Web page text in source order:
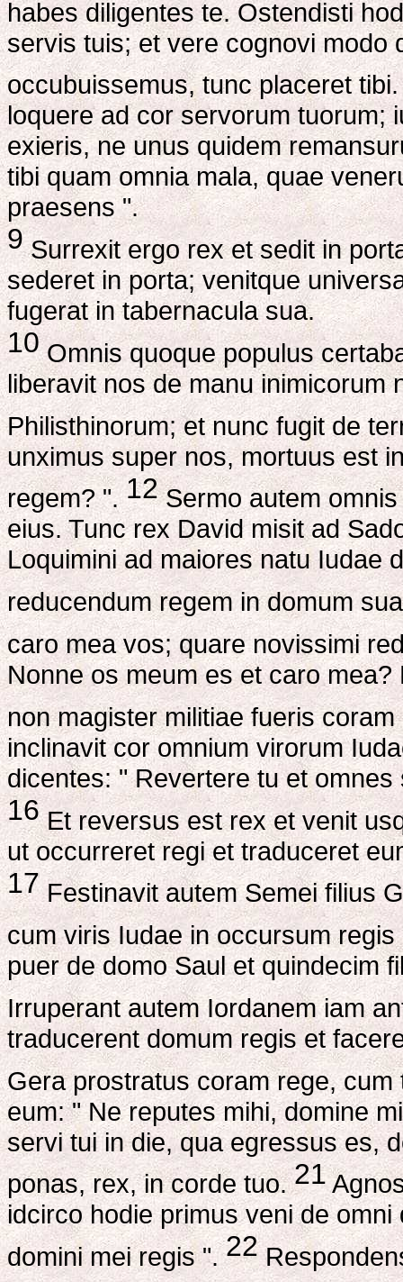
habes diligentes te. Ostendisti
servis tuis; et vere cognovi modo
occubuissemus, tunc placeret
loquere ad cor servorum tuorum;
exieris, ne unus quidem
tibi quam omnia mala, quae
praesens ".
9Surrexit ergo rex et sedit in
sederet in porta; venitque
fugerat in tabernacula sua.
10Omnis quoque populus
liberavit nos de manu inimicorum
Philisthinorum; et nunc fugit de
unximus super nos, mortuus est
regem? ".12Sermo autem
eius. Tunc rex David misit ad
Loquimini ad maiores natu Iudae
reducendum regem in domum
caro mea vos; quare novissimi
Nonne os meum es et caro
non magister militiae fueris
inclinavit cor omnium virorum
dicentes: " Revertere tu et omnes
16Et reversus est rex et venit
ut occurreret regi et traduceret
17Festinavit autem Semei filius
cum viris Iudae in occursum
puer de domo Saul et quindecim
Irruperant autem Iordanem iam
traducerent domum regis et
Gera prostratus coram rege,
eum: " Ne reputes mihi, domine
servi tui in die, qua egressus es,
ponas, rex, in corde tuo.21
idcirco hodie primus veni de
domini mei regis ".22